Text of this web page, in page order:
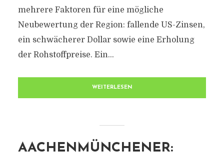
mehrere Faktoren für eine mögliche
Neubewertung der Region: fallende US-Zinsen,
ein schwächerer Dollar sowie eine Erholung
der Rohstoffpreise. Ein...
WEITERLESEN
AACHENMÜNCHENER: